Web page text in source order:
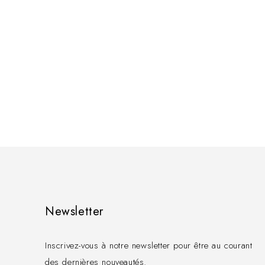
Newsletter
Inscrivez-vous à notre newsletter pour être au courant
des dernières nouveautés.